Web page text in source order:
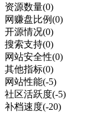
资源数量(0)
网赚盘比例(0)
开源情况(0)
搜索支持(0)
网站安全性(0)
其他指标(0)
网站性能(-5)
社区活跃度(-5)
补档速度(-20)